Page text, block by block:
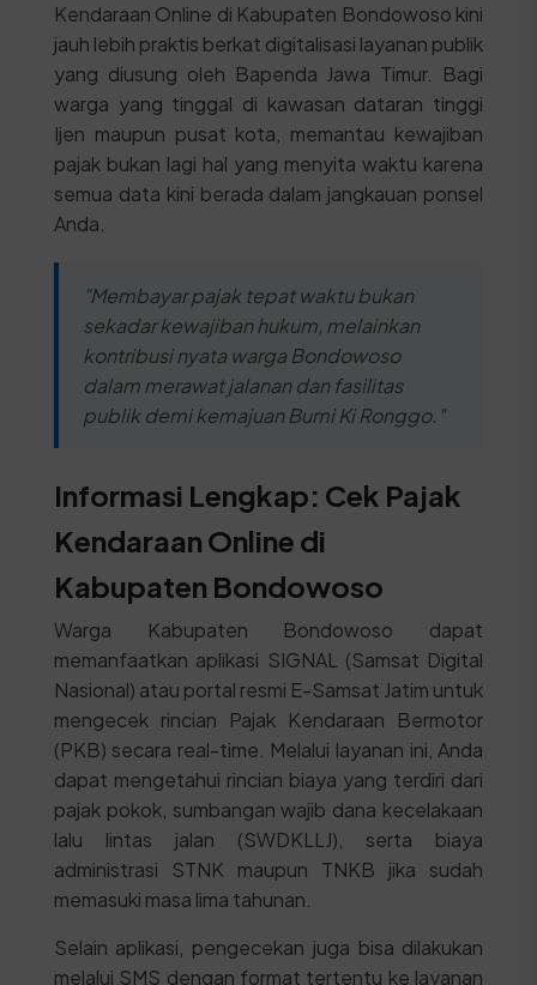
Kendaraan Online di Kabupaten Bondowoso kini
jauh lebih praktis berkat digitalisasi layanan publik
yang diusung oleh Bapenda Jawa Timur. Bagi
warga yang tinggal di kawasan dataran tinggi
Ijen maupun pusat kota, memantau kewajiban
pajak bukan lagi hal yang menyita waktu karena
semua data kini berada dalam jangkauan ponsel
Anda.
"Membayar pajak tepat waktu bukan
sekadar kewajiban hukum, melainkan
kontribusi nyata warga Bondowoso
dalam merawat jalanan dan fasilitas
publik demi kemajuan Bumi Ki Ronggo."
Informasi Lengkap: Cek Pajak
Kendaraan Online di
Kabupaten Bondowoso
Warga Kabupaten Bondowoso dapat
memanfaatkan aplikasi SIGNAL (Samsat Digital
Nasional) atau portal resmi E-Samsat Jatim untuk
mengecek rincian Pajak Kendaraan Bermotor
(PKB) secara real-time. Melalui layanan ini, Anda
dapat mengetahui rincian biaya yang terdiri dari
pajak pokok, sumbangan wajib dana kecelakaan
lalu lintas jalan (SWDKLLJ), serta biaya
administrasi STNK maupun TNKB jika sudah
memasuki masa lima tahunan.
Selain aplikasi, pengecekan juga bisa dilakukan
melalui SMS dengan format tertentu ke layanan